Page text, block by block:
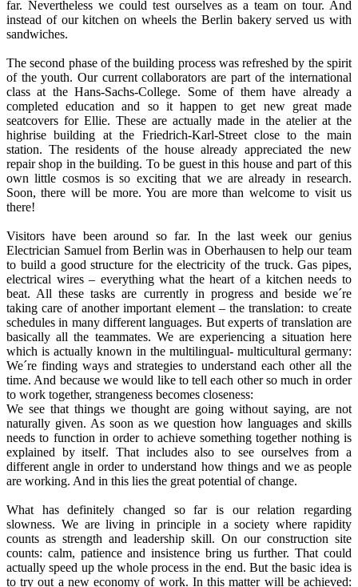
far. Nevertheless we could test ourselves as a team on tour. And
instead of our kitchen on wheels the Berlin bakery served us with
sandwiches.
The second phase of the building process was refreshed by the spirit
of the youth. Our current collaborators are part of the international
class at the Hans-Sachs-College. Some of them have already a
completed education and so it happen to get new great made
seatcovers for Ellie. These are actually made in the atelier at the
highrise building at the Friedrich-Karl-Street close to the main
station. The residents of the house already appreciated the new
repair shop in the building. To be guest in this house and part of this
own little cosmos is so exciting that we are already in research.
Soon, there will be more. You are more than welcome to visit us
there!
Visitors have been around so far. In the last week our genius
Electrician Samuel from Berlin was in Oberhausen to help our team
to build a good structure for the electricity of the truck. Gas pipes,
electrical wires – everything what the heart of a kitchen needs to
beat. All these tasks are currently in progress and beside we´re
taking care of another important element – the translation: to create
schedules in many different languages. But experts of translation are
basically all the teammates. We are experiencing a situation here
which is actually known in the multilingual- multicultural germany:
We´re finding ways and strategies to understand each other all the
time. And because we would like to tell each other so much in order
to work together, strangeness becomes closeness:
We see that things we thought are going without saying, are not
naturally given. As soon as we question how languages and skills
needs to function in order to achieve something together nothing is
explained by itself. That includes also to see ourselves from a
different angle in order to understand how things and we as people
are working. And in this lies the great potential of change.
What has definitely changed so far is our relation regarding
slowness. We are living in principle in a society where rapidity
counts as strength and leadership skill. On our construction site
counts: calm, patience and insistence bring us further. That could
actually speed up the whole process in the end. But the basic idea is
to try out a new economy of work. In this matter will be achieved: